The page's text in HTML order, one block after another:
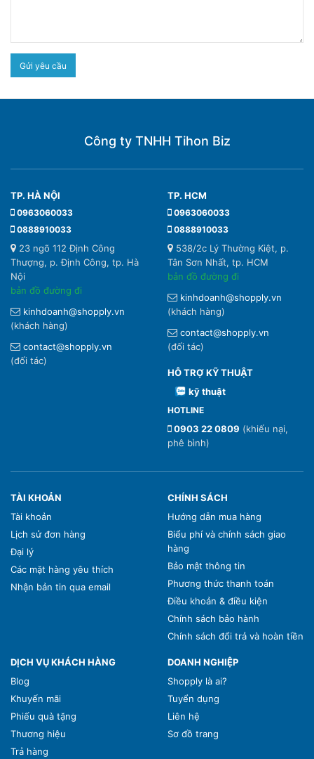
Gửi yêu cầu
Công ty TNHH Tihon Biz
TP. HÀ NỘI
0963060033
0888910033
23 ngõ 112 Định Công
Thượng, p. Định Công, tp. Hà
Nội
bản đồ đường đi
kinhdoanh@shopply.vn
(khách hàng)
contact@shopply.vn
(đối tác)
TP. HCM
0963060033
0888910033
538/2c Lý Thường Kiệt, p.
Tân Sơn Nhất, tp. HCM
bản đồ đường đi
kinhdoanh@shopply.vn
(khách hàng)
contact@shopply.vn
(đối tác)
HỖ TRỢ KỸ THUẬT
kỹ thuật
HOTLINE
0903 22 0809 (khiếu nại,
phê bình)
TÀI KHOẢN
Tài khoản
Lịch sử đơn hàng
Đại lý
Các mặt hàng yêu thích
Nhận bản tin qua email
CHÍNH SÁCH
Hướng dẫn mua hàng
Biểu phí và chính sách giao
hàng
Bảo mật thông tin
Phương thức thanh toán
Điều khoản & điều kiện
Chính sách bảo hành
Chính sách đổi trả và hoàn tiền
DỊCH VỤ KHÁCH HÀNG
Blog
Khuyến mãi
Phiếu quà tặng
Thương hiệu
Trả hàng
DOANH NGHIỆP
Shopply là ai?
Tuyển dụng
Liên hệ
Sơ đồ trang